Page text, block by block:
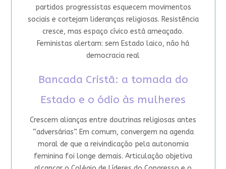
partidos progressistas esquecem movimentos
sociais e cortejam lideranças religiosas. Resistência
cresce, mas espaço cívico está ameaçado.
Feministas alertam: sem Estado laico, não há
democracia real
Bancada Cristã: a tomada do
Estado e o ódio às mulheres
Crescem alianças entre doutrinas religiosas antes
“adversárias”. Em comum, convergem na agenda
moral de que a reivindicação pela autonomia
feminina foi longe demais. Articulação objetiva